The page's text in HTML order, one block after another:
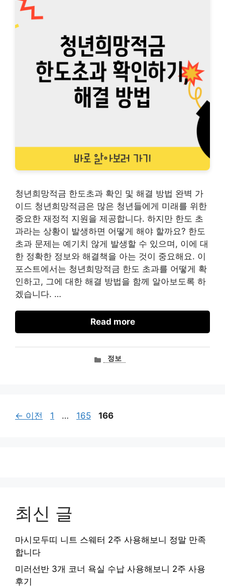
청년희망적금 한도초과 확인 및 해결 방법 완벽 가
이드 청년희망적금은 많은 청년들에게 미래를 위한
중요한 재정적 지원을 제공합니다. 하지만 한도 초
과라는 상황이 발생하면 어떻게 해야 할까요? 한도
초과 문제는 예기치 않게 발생할 수 있으며, 이에 대
한 정확한 정보와 해결책을 아는 것이 중요해요. 이
포스트에서는 청년희망적금 한도 초과를 어떻게 확
인하고, 그에 대한 해결 방법을 함께 알아보도록 하
겠습니다. …
Read more
카정보
← 이전
페
1 …
페
165
페
166
최신 글
마시모두띠 니트 스웨터 2주 사용해보니 정말 만족
합니다
미러선반 3개 코너 욕실 수납 사용해보니 2주 사용
후기